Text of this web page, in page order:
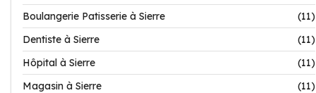
Boulangerie Patisserie à Sierre
(11)
Dentiste à Sierre
(11)
Hôpital à Sierre
(11)
Magasin à Sierre
(11)